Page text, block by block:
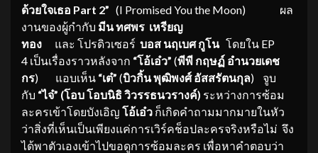
ด้วยใจเธอ Part 2” (I Promised You the Moon) ผล
งานของผู้กำกับ มีน ทศพร เหรียญ
ทอง และ โปรดิวเซอร์ บอส นฤเบศ กูโน โดยใน EP
4 เป็นเรื่องราวหลังจาก “โอ้เอ๋ว” (พีพี กฤษฏ์ อำนวยเดช
กร) แอบเห็น “เต๋” (บิวกิ้น พุฒิพงศ์ อัสสรัตนกุล) จูบ
กับ “ไจ๋” (โอบ โอบนิธิ วิวรรธนวรางค์) ระหว่างการซ้อม
ละครเข้าโดยบังเอิญ โอ้เอ๋ว ก็เกิดคำถามมากมายในหัว
ว่าสิ่งที่เห็นเป็นเพียงแค่การเวิร์คช็อปละครจริงหรือไม่ จึง
ได้พาตัวเองเข้าไปขอดูการซ้อมละคร เพื่อหาคำตอบว่า